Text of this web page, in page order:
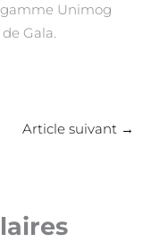
Unimog
Gala.
Article suivant →